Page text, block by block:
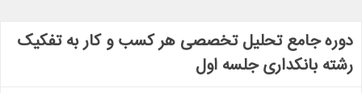
دوره جامع تحلیل تخصصی هر کسب و کار به تفکیک
رشته بانکداری جلسه اول